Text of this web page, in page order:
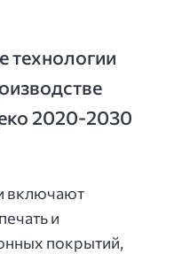
технологии
2020-2030
включают
и
покрытий,